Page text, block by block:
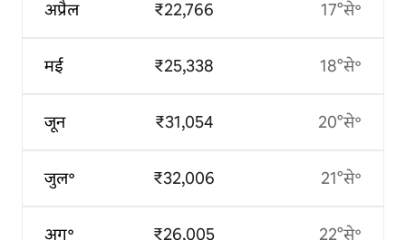
अप्रैल
मई
जून
जुल॰
अग॰
₹22,766
₹25,338
₹31,054
₹32,006
₹26,005
17°से॰
18°से॰
20°से॰
21°से॰
22°से॰